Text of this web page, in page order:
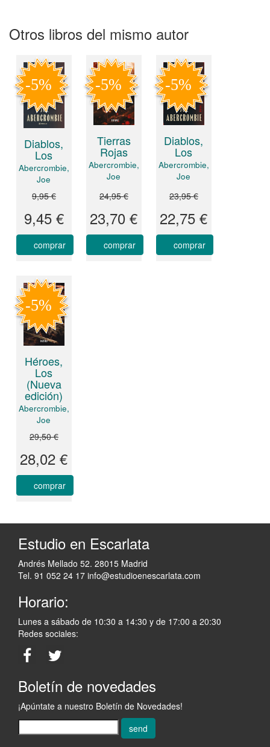
Otros libros del mismo autor
Diablos,
Los
Abercrombie,
Joe
9,95 €
9,45 €
comprar
Tierras
Rojas
Abercrombie,
Joe
24,95 €
23,70 €
comprar
Diablos,
Los
Abercrombie,
Joe
23,95 €
22,75 €
comprar
Héroes,
Los
(Nueva
edición)
Abercrombie,
Joe
29,50 €
28,02 €
comprar
Estudio en Escarlata
Andrés Mellado 52. 28015 Madrid
Tel. 91 052 24 17 info@estudioenescarlata.com
Horario:
Lunes a sábado de 10:30 a 14:30 y de 17:00 a 20:30
Redes sociales:
Boletín de novedades
¡Apúntate a nuestro Boletín de Novedades!
send